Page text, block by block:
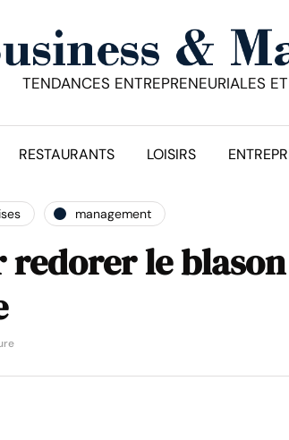
TENDANCES ENTREPRENEURIALES
RESTAURANTS LOISIRS
management
redorer le